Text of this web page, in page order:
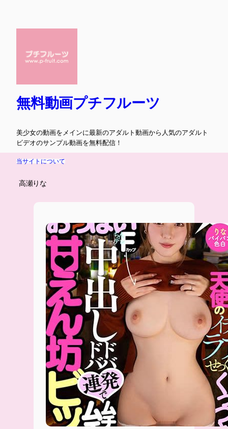
無料動画プチフルーツ
美少女の動画をメインに最新のアダルト動画から人気のアダルト
ビデオのサンプル動画を無料配信！
当サイトについて
高瀬りな